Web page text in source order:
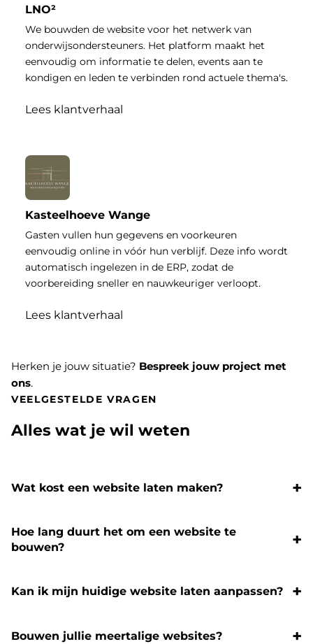
LNO²
We bouwden de website voor het netwerk van
onderwijsondersteuners. Het platform maakt het
eenvoudig om informatie te delen, events aan te
kondigen en leden te verbinden rond actuele thema's.
Lees klantverhaal
Kasteelhoeve Wange
Gasten vullen hun gegevens en voorkeuren
eenvoudig online in vóór hun verblijf. Deze info wordt
automatisch ingelezen in de ERP, zodat de
voorbereiding sneller en nauwkeuriger verloopt.
Lees klantverhaal
Herken je jouw situatie? Bespreek jouw project met
ons.
VEELGESTELDE VRAGEN
Alles wat je wil weten
Wat kost een website laten maken?
Hoe lang duurt het om een website te
bouwen?
Kan ik mijn huidige website laten aanpassen?
Bouwen jullie meertalige websites?